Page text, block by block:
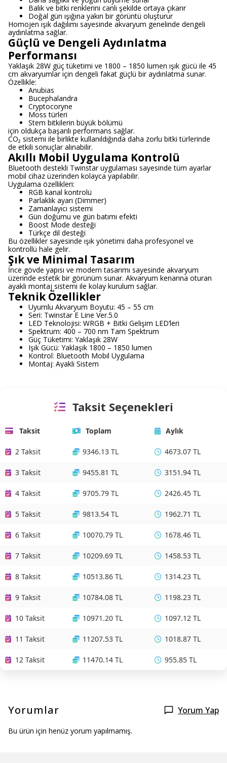
Balık ve bitki renklerini canlı şekilde ortaya çıkarır
Doğal gün ışığına yakın bir görüntü oluşturur
Homojen ışık dağılımı sayesinde akvaryum genelinde dengeli
aydınlatma sağlar.
Güçlü ve Dengeli Aydınlatma
Performansı
Yaklaşık 28W güç tüketimi ve 1800 – 1850 lumen ışık gücü ile 45
cm akvaryumlar için dengeli fakat güçlü bir aydınlatma sunar.
Özellikle:
Anubias
Bucephalandra
Cryptocoryne
Moss türleri
Stem bitkilerin büyük bölümü
için oldukça başarılı performans sağlar.
CO₂ sistemi ile birlikte kullanıldığında daha zorlu bitki türlerinde
de etkili sonuçlar alınabilir.
Akıllı Mobil Uygulama Kontrolü
Bluetooth destekli Twinstar uygulaması sayesinde tüm ayarlar
mobil cihaz üzerinden kolayca yapılabilir.
Uygulama özellikleri:
RGB kanal kontrolü
Parlaklık ayarı (Dimmer)
Zamanlayıcı sistemi
Gün doğumu ve gün batımı efekti
Boost Mode desteği
Türkçe dil desteği
Bu özellikler sayesinde ışık yönetimi daha profesyonel ve
kontrollü hale gelir.
Şık ve Minimal Tasarım
İnce gövde yapısı ve modern tasarımı sayesinde akvaryum
üzerinde estetik bir görünüm sunar. Akvaryum kenarına oturan
ayaklı montaj sistemi ile kolay kurulum sağlar.
Teknik Özellikler
Uyumlu Akvaryum Boyutu: 45 – 55 cm
Seri: Twinstar E Line Ver.5.0
LED Teknolojisi: WRGB + Bitki Gelişim LED’leri
Spektrum: 400 – 700 nm Tam Spektrum
Güç Tüketimi: Yaklaşık 28W
Işık Gücü: Yaklaşık 1800 – 1850 lumen
Kontrol: Bluetooth Mobil Uygulama
Montaj: Ayaklı Sistem
Taksit Seçenekleri
Taksit Toplam Aylık
2 Taksit 9346.13 TL 4673.07 TL
3 Taksit 9455.81 TL 3151.94 TL
4 Taksit 9705.79 TL 2426.45 TL
5 Taksit 9813.54 TL 1962.71 TL
6 Taksit 10070.79 TL 1678.46 TL
7 Taksit 10209.69 TL 1458.53 TL
8 Taksit 10513.86 TL 1314.23 TL
9 Taksit 10784.08 TL 1198.23 TL
10 Taksit 10971.20 TL 1097.12 TL
11 Taksit 11207.53 TL 1018.87 TL
12 Taksit 11470.14 TL 955.85 TL
Yorumlar Yorum Yap
Bu ürün için henüz yorum yapılmamış.